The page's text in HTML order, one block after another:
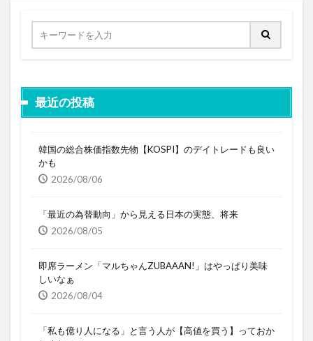
最近の投稿
韓国の総合株価指数先物【KOSPI】のデイトレードも良い
かも
2026/08/06
「最近の為替動向」から見える日本の実態、将来
2026/08/05
即席ラーメン「マルちゃんZUBAAAN!」はやっぱり美味
しいなぁ
2026/08/04
「私も億り人になる」と言う人が【高値を買う】っておか